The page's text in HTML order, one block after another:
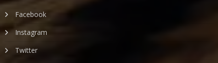
Facebook
Instagram
Twitter